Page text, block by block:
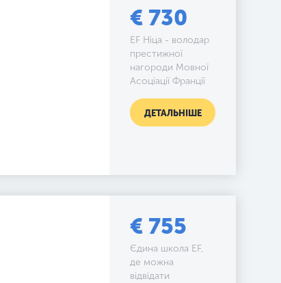
€ 730
EF Ніца - володар
престижної
нагороди Мовної
Асоціації Франції
ДЕТАЛЬНІШЕ
€ 755
Єдина школа EF,
де можна
відвідати